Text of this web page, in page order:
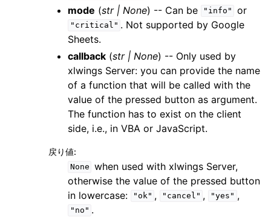
mode (str| None) -- Can be "info" or
"critical" . Not supported by Google
Sheets.
callback (str| None) -- Only used by
xlwings Server: you can provide the name
of a function that will be called with the
value of the pressed button as argument.
The function has to exist on the client
side, i.e., in VBA or JavaScript.
戻り値:
None when used with xlwings Server,
otherwise the value of the pressed button
in lowercase:
"ok" , "cancel" , "yes" ,
"no" .